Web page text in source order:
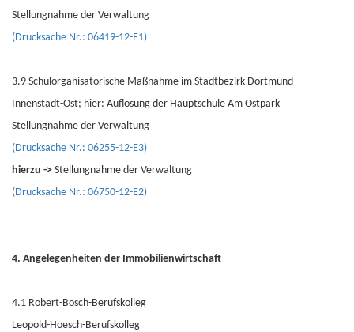
Stellungnahme der Verwaltung
(Drucksache Nr.: 06419-12-E1)
3.9 Schulorganisatorische Maßnahme im Stadtbezirk Dortmund
Innenstadt-Ost; hier: Auflösung der Hauptschule Am Ostpark
Stellungnahme der Verwaltung
(Drucksache Nr.: 06255-12-E3)
hierzu -> Stellungnahme der Verwaltung
(Drucksache Nr.: 06750-12-E2)
4. Angelegenheiten der Immobilienwirtschaft
4.1 Robert-Bosch-Berufskolleg
Leopold-Hoesch-Berufskolleg